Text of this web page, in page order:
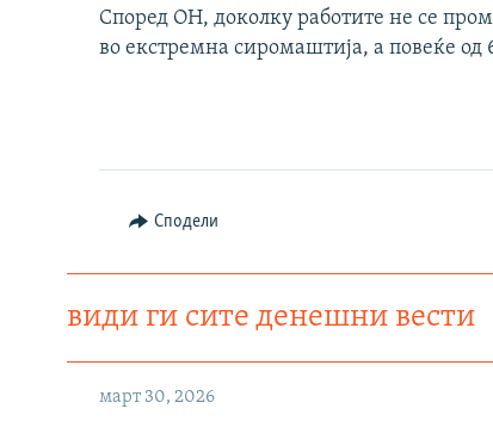
Според ОН, доколку работите не се
во екстремна сиромаштија, а повеќе
Сподели
види ги сите денешни вести
март 30, 2026